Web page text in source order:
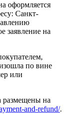
оформляется
Санкт-
заявление на
по вине
или
размещены на
and-refund/.